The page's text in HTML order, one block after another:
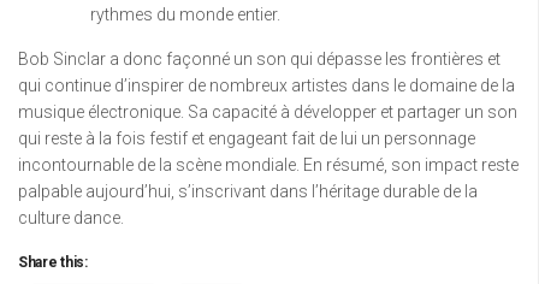
rythmes du monde entier.
Bob Sinclar a donc façonné un son qui dépasse les frontières et
qui continue d’inspirer de nombreux artistes dans le domaine de la
musique électronique. Sa capacité à développer et partager un son
qui reste à la fois festif et engageant fait de lui un personnage
incontournable de la scène mondiale. En résumé, son impact reste
palpable aujourd’hui, s’inscrivant dans l’héritage durable de la
culture dance.
Share this: